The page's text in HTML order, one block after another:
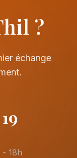
?
échange
- 18h